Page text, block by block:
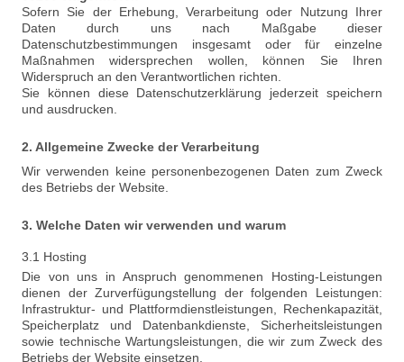
Sofern Sie der Erhebung, Verarbeitung oder Nutzung Ihrer
Daten durch uns nach Maßgabe dieser
Datenschutzbestimmungen insgesamt oder für einzelne
Maßnahmen widersprechen wollen, können Sie Ihren
Widerspruch an den Verantwortlichen richten.
Sie können diese Datenschutzerklärung jederzeit speichern
und ausdrucken.
2. Allgemeine Zwecke der Verarbeitung
Wir verwenden keine personenbezogenen Daten zum Zweck
des Betriebs der Website.
3. Welche Daten wir verwenden und warum
3.1 Hosting
Die von uns in Anspruch genommenen Hosting-Leistungen
dienen der Zurverfügungstellung der folgenden Leistungen:
Infrastruktur- und Plattformdienstleistungen, Rechenkapazität,
Speicherplatz und Datenbankdienste, Sicherheitsleistungen
sowie technische Wartungsleistungen, die wir zum Zweck des
Betriebs der Website einsetzen.